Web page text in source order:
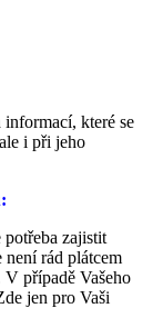
které se
i při jeho
zajistit
rád plátcem
V případě Vašeho
jen pro Vaši